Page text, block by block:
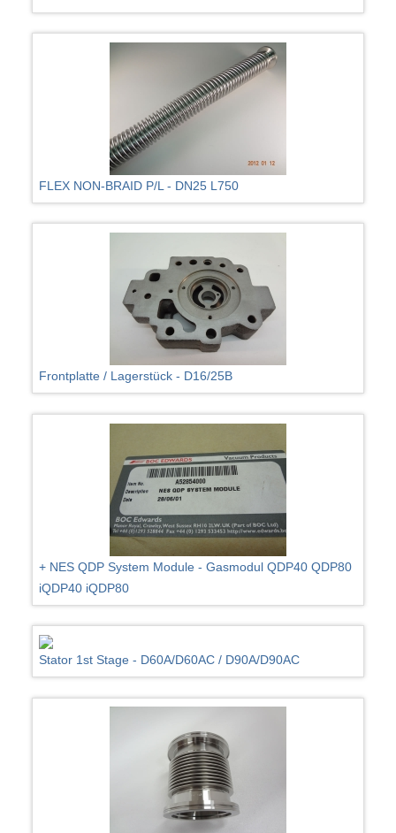
FLEX NON-BRAID P/L - DN25 L750
Frontplatte / Lagerstück - D16/25B
+ NES QDP System Module - Gasmodul QDP40 QDP80
iQDP40 iQDP80
Stator 1st Stage - D60A/D60AC / D90A/D90AC